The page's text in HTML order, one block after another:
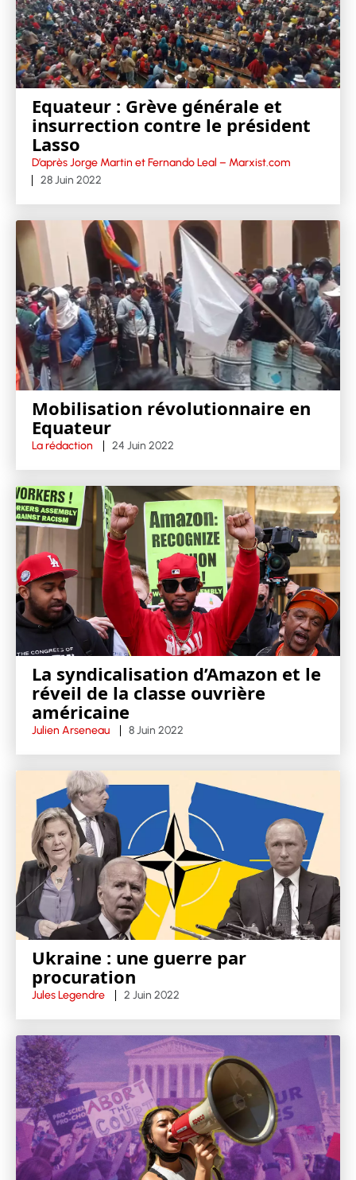
Equateur : Grève générale et
insurrection contre le président
Lasso
D’après Jorge Martin et Fernando Leal – Marxist.com
28 Juin 2022
Mobilisation révolutionnaire en
Equateur
La rédaction 24 Juin 2022
La syndicalisation d’Amazon et le
réveil de la classe ouvrière
américaine
Julien Arseneau 8 Juin 2022
Ukraine : une guerre par
procuration
Jules Legendre 2 Juin 2022